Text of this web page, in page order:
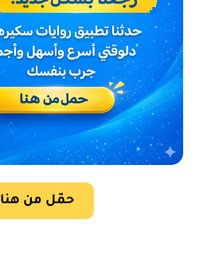
حمّل من هنا